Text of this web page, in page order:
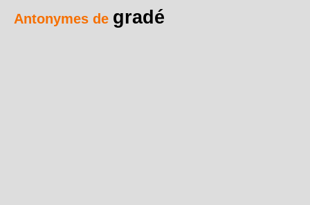
Antonymes de gradé